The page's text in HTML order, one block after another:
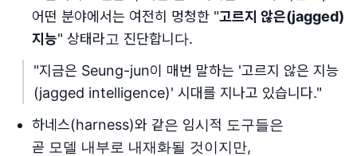
어떤 분야에서는 여전히 멍청한 "고르지 않은(jagged)
지능" 상태라고 진단합니다.
"지금은 Seung-jun이 매번 말하는 '고르지 않은 지능
(jagged intelligence)' 시대를 지나고 있습니다."
하네스(harness)와 같은 임시적 도구들은
곧 모델 내부로 내재화될 것이지만,